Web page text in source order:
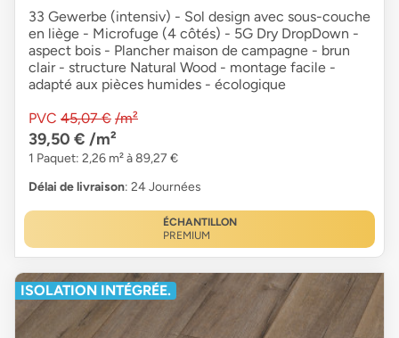
33 Gewerbe (intensiv) - Sol design avec sous-couche
en liège - Microfuge (4 côtés) - 5G Dry DropDown -
aspect bois - Plancher maison de campagne - brun
clair - structure Natural Wood - montage facile -
adapté aux pièces humides - écologique
PVC 45,07 € /m²
39,50 € /m²
1 Paquet: 2,26 m² à 89,27 €
Délai de livraison: 24 Journées
ÉCHANTILLON
PREMIUM
ISOLATION INTÉGRÉE.